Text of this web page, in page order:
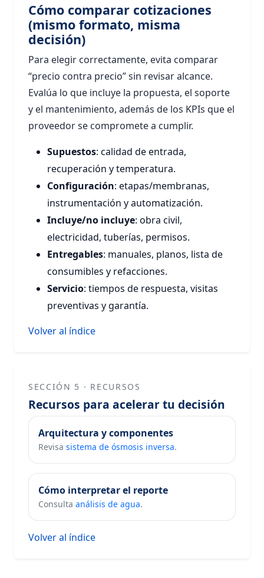
Cómo comparar cotizaciones
(mismo formato, misma
decisión)
Para elegir correctamente, evita comparar
“precio contra precio” sin revisar alcance.
Evalúa lo que incluye la propuesta, el soporte
y el mantenimiento, además de los KPIs que el
proveedor se compromete a cumplir.
Supuestos: calidad de entrada,
recuperación y temperatura.
Configuración: etapas/membranas,
instrumentación y automatización.
Incluye/no incluye: obra civil,
electricidad, tuberías, permisos.
Entregables: manuales, planos, lista de
consumibles y refacciones.
Servicio: tiempos de respuesta, visitas
preventivas y garantía.
Volver al índice
SECCIÓN 5 · RECURSOS
Recursos para acelerar tu decisión
Arquitectura y componentes
Revisa sistema de ósmosis inversa.
Cómo interpretar el reporte
Consulta análisis de agua.
Volver al índice